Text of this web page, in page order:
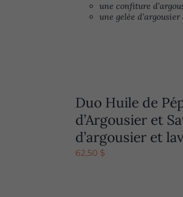
une confiture
une gelée
Duo Huile de
d’Argousier et
d’argousier et
62,50 $